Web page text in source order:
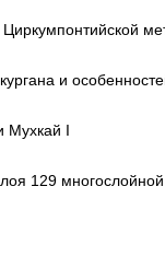
и
Мухкай I
129